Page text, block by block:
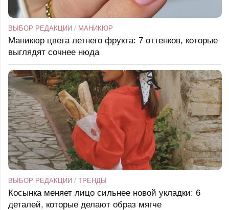
ВЫБОР РЕДАКЦИИ / МАНИКЮР
Маникюр цвета летнего фрукта: 7 оттенков, которые
выглядят сочнее нюда
ВЫБОР РЕДАКЦИИ / ТРЕНДЫ
Косынка меняет лицо сильнее новой укладки: 6
деталей, которые делают образ мягче